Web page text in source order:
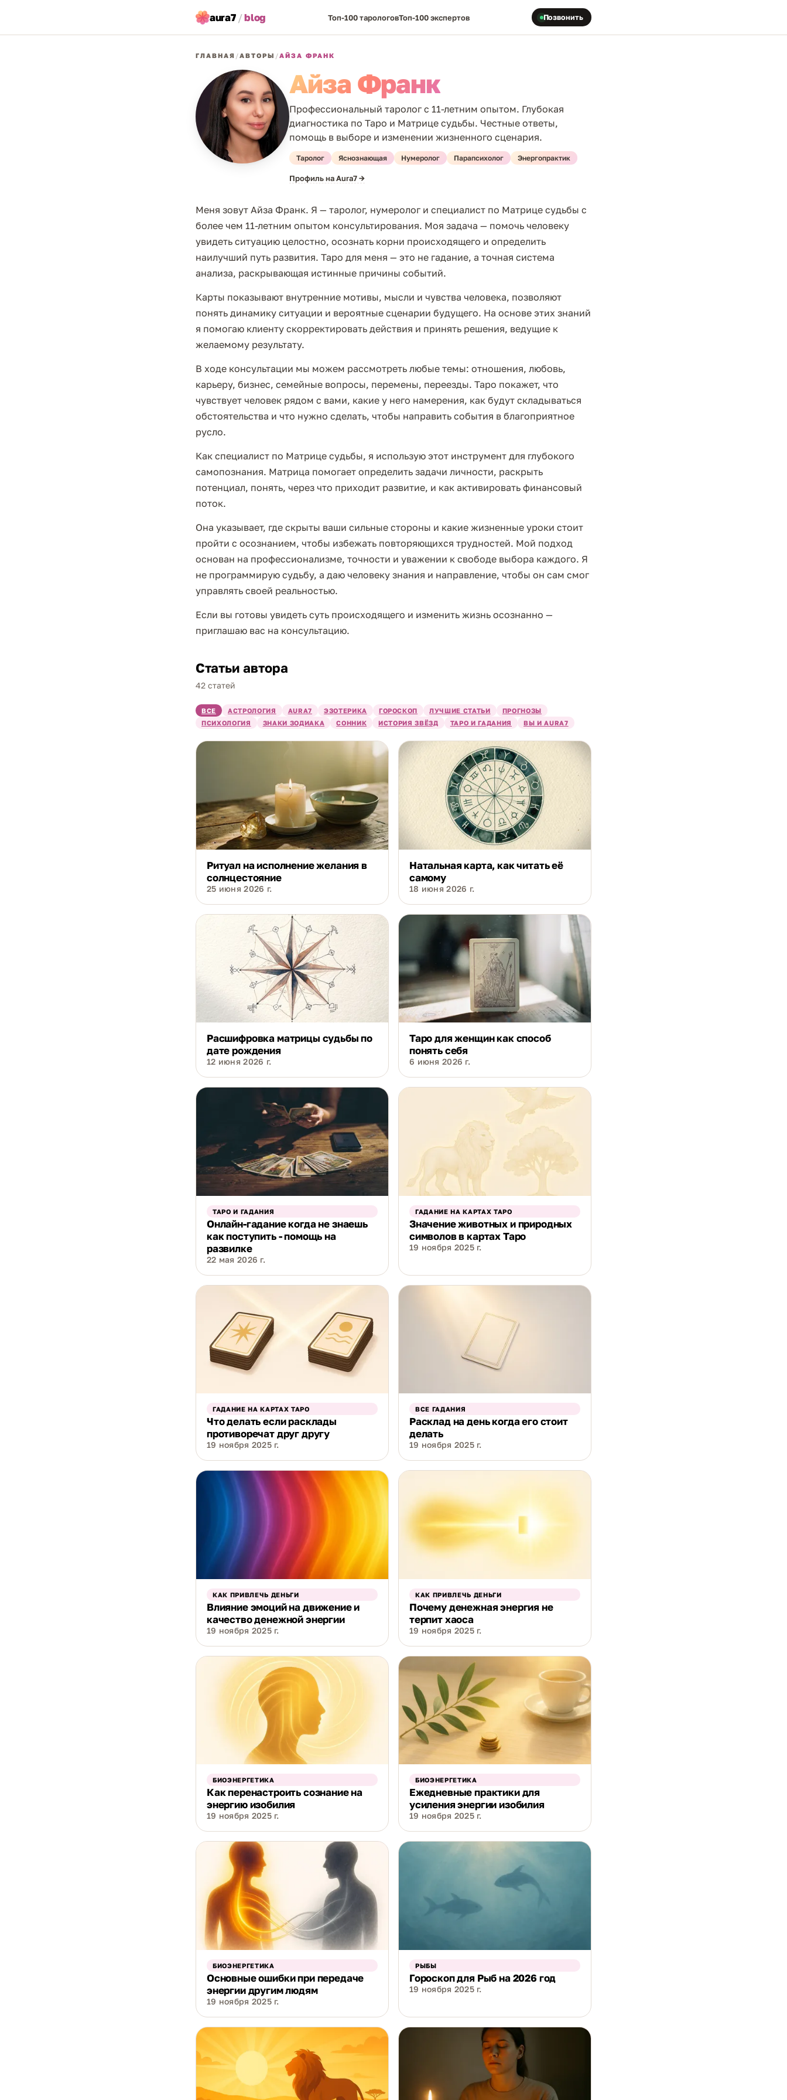
aura7 /blog Топ-100 тарологовТоп-100 экспертов Позвонить
ГЛАВНАЯ /АВТОРЫ /АЙЗА ФРАНК
Айза Франк
Профессиональный таролог с 11-летним опытом. Глубокая
диагностика по Таро и Матрице судьбы. Честные ответы,
помощь в выборе и изменении жизненного сценария.
Таролог Яснознающая Нумеролог Парапсихолог Энергопрактик
Профиль на Aura7 →
Меня зовут Айза Франк. Я — таролог, нумеролог и специалист по Матрице судьбы с
более чем 11-летним опытом консультирования. Моя задача — помочь человеку
увидеть ситуацию целостно, осознать корни происходящего и определить
наилучший путь развития. Таро для меня — это не гадание, а точная система
анализа, раскрывающая истинные причины событий.
Карты показывают внутренние мотивы, мысли и чувства человека, позволяют
понять динамику ситуации и вероятные сценарии будущего. На основе этих знаний
я помогаю клиенту скорректировать действия и принять решения, ведущие к
желаемому результату.
В ходе консультации мы можем рассмотреть любые темы: отношения, любовь,
карьеру, бизнес, семейные вопросы, перемены, переезды. Таро покажет, что
чувствует человек рядом с вами, какие у него намерения, как будут складываться
обстоятельства и что нужно сделать, чтобы направить события в благоприятное
русло.
Как специалист по Матрице судьбы, я использую этот инструмент для глубокого
самопознания. Матрица помогает определить задачи личности, раскрыть
потенциал, понять, через что приходит развитие, и как активировать финансовый
поток.
Она указывает, где скрыты ваши сильные стороны и какие жизненные уроки стоит
пройти с осознанием, чтобы избежать повторяющихся трудностей. Мой подход
основан на профессионализме, точности и уважении к свободе выбора каждого. Я
не программирую судьбу, а даю человеку знания и направление, чтобы он сам смог
управлять своей реальностью.
Если вы готовы увидеть суть происходящего и изменить жизнь осознанно —
приглашаю вас на консультацию.
Статьи автора
42 статей
ВСЕ АСТРОЛОГИЯ AURA7 ЭЗОТЕРИКА ГОРОСКОП ЛУЧШИЕ СТАТЬИ
ПРОГНОЗЫ
ПСИХОЛОГИЯ
ЗНАКИ ЗОДИАКА СОННИК ИСТОРИЯ ЗВЁЗД ТАРО И ГАДАНИЯ ВЫ И AURA7
Ритуал на исполнение желания в
солнцестояние
25 июня 2026 г.
Натальная карта, как читать её
самому
18 июня 2026 г.
Расшифровка матрицы судьбы по
дате рождения
12 июня 2026 г.
Таро для женщин как способ
понять себя
6 июня 2026 г.
ТАРО И ГАДАНИЯ
Онлайн-гадание когда не знаешь
как поступить - помощь на
развилке
22 мая 2026 г.
ГАДАНИЕ НА КАРТАХ ТАРО
Значение животных и природных
символов в картах Таро
19 ноября 2025 г.
ГАДАНИЕ НА КАРТАХ ТАРО
Что делать если расклады
противоречат друг другу
19 ноября 2025 г.
ВСЕ ГАДАНИЯ
Расклад на день когда его стоит
делать
19 ноября 2025 г.
КАК ПРИВЛЕЧЬ ДЕНЬГИ
Влияние эмоций на движение и
качество денежной энергии
19 ноября 2025 г.
КАК ПРИВЛЕЧЬ ДЕНЬГИ
Почему денежная энергия не
терпит хаоса
19 ноября 2025 г.
БИОЭНЕРГЕТИКА
Как перенастроить сознание на
энергию изобилия
19 ноября 2025 г.
БИОЭНЕРГЕТИКА
Ежедневные практики для
усиления энергии изобилия
19 ноября 2025 г.
БИОЭНЕРГЕТИКА
Основные ошибки при передаче
энергии другим людям
19 ноября 2025 г.
РЫБЫ
Гороскоп для Рыб на 2026 год
19 ноября 2025 г.